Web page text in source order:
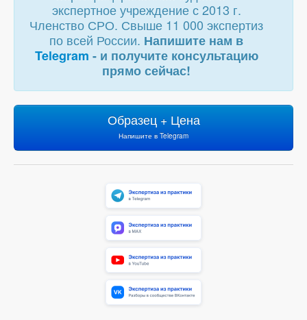
экспертное учреждение с 2013 г.
Членство СРО. Свыше 11 000 экспертиз
по всей России. Напишите нам в
Telegram - и получите консультацию
прямо сейчас!
Образец + Цена
Напишите в Telegram